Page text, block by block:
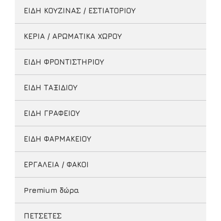
ΕΙΔΗ ΚΟΥΖΙΝΑΣ / ΕΣΤΙΑΤΟΡΙΟΥ
ΚΕΡΙΑ / ΑΡΩΜΑΤΙΚΑ ΧΩΡΟΥ
ΕΙΔΗ ΦΡΟΝΤΙΣΤΗΡΙΟΥ
ΕΙΔΗ ΤΑΞΙΔΙΟΥ
ΕΙΔΗ ΓΡΑΦΕΙΟΥ
ΕΙΔΗ ΦΑΡΜΑΚΕΙΟΥ
ΕΡΓΑΛΕΙΑ / ΦΑΚΟΙ
Premium δώρα
ΠΕΤΣΕΤΕΣ